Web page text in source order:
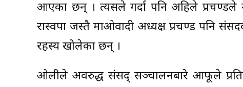
आएका छन् । त्यसले गर्दा पनि अहिले प्रचण्डले
रास्वपा जस्तै माओवादी अध्यक्ष प्रचण्ड पनि
रहस्य खोलेका छन् ।
ओलीले अवरुद्ध संसद् सञ्चालनबारे आफूले